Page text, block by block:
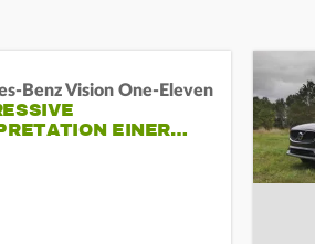
Benz Vision One-Eleven
EINER…